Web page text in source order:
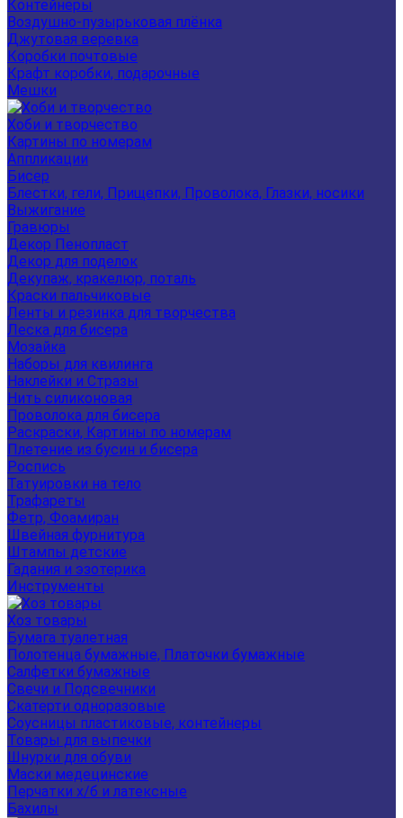
Контейнеры
Воздушно-пузырьковая плёнка
Джутовая веревка
Коробки почтовые
Крафт коробки, подарочные
Мешки
Хоби и творчество
Картины по номерам
Аппликации
Бисер
Блестки, гели, Прищепки, Проволока, Глазки, носики
Выжигание
Гравюры
Декор Пенопласт
Декор для поделок
Декупаж, кракелюр, поталь
Краски пальчиковые
Ленты и резинка для творчества
Леска для бисера
Мозайка
Наборы для квилинга
Наклейки и Стразы
Нить силиконовая
Проволока для бисера
Раскраски, Картины по номерам
Плетение из бусин и бисера
Роспись
Татуировки на тело
Трафареты
Фетр, Фоамиран
Швейная фурнитура
Штампы детские
Гадания и эзотерика
Инструменты
Хоз товары
Бумага туалетная
Полотенца бумажные, Платочки бумажные
Салфетки бумажные
Свечи и Подсвечники
Скатерти одноразовые
Соусницы пластиковые, контейнеры
Товары для выпечки
Шнурки для обуви
Маски медецинские
Перчатки х/б и латексные
Бахилы